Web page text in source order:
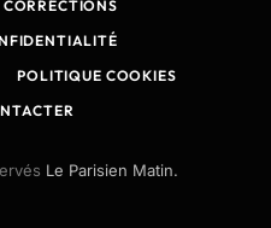
POLITIQUE COOKIES
Le Parisien Matin.